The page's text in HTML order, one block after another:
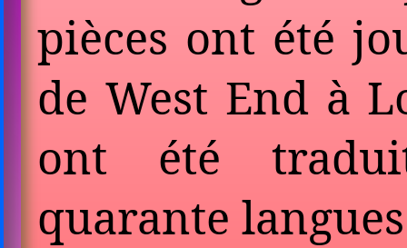
pièces ont été
de West End à
ont été
quarante